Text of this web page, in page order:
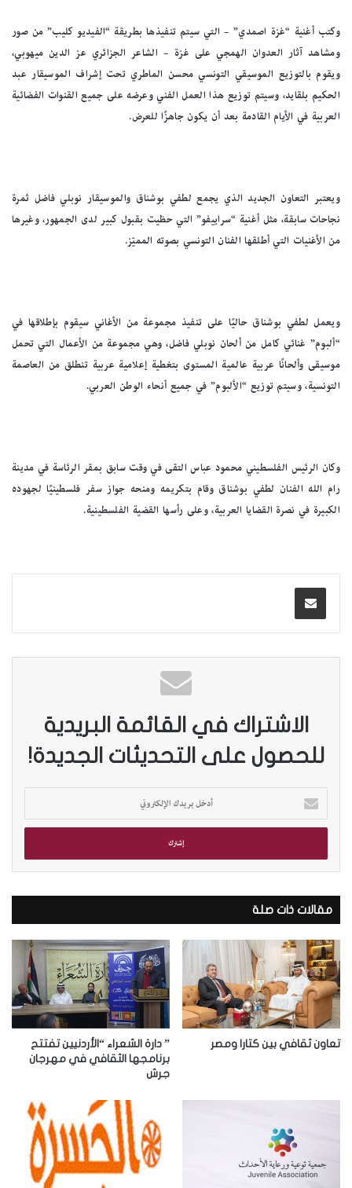
وكتب أغنية “غزة اصمدي” – التي سيتم تنفيذها بطريقة “الفيديو كليب” من صور
ومشاهد آثار العدوان الهمجي على غزة – الشاعر الجزائري عز الدين ميهوبي،
ويقوم بالتوزيع الموسيقي التونسي محسن الماطري تحت إشراف الموسيقار عبد
الحكيم بلقايد، وسيتم توزيع هذا العمل الفني وعرضه على جميع القنوات الفضائية
العربية في الأيام القادمة بعد أن يكون جاهزًا للعرض.
ويعتبر التعاون الجديد الذي يجمع لطفي بوشناق والموسيقار نوبلي فاضل ثمرة
نجاحات سابقة، مثل أغنية “سراييفو” التي حظيت بقبول كبير لدى الجمهور، وغيرها
من الأغنيات التي أطلقها الفنان التونسي بصوته المميّز.
ويعمل لطفي بوشناق حاليًا على تنفيذ مجموعة من الأغاني سيقوم بإطلاقها في
“ألبوم” غنائي كامل من ألحان نوبلي فاضل، وهي مجموعة من الأعمال التي تحمل
موسيقى وألحانًا عربية عالمية المستوى بتغطية إعلامية عربية تنطلق من العاصمة
التونسية، وسيتم توزيع “الألبوم” في جميع أنحاء الوطن العربي.
وكان الرئيس الفلسطيني محمود عباس التقى في وقت سابق بمقر الرئاسة في مدينة
رام الله الفنان لطفي بوشناق وقام بتكريمه ومنحه جواز سفر فلسطينيًا لجهوده
الكبيرة في نصرة القضايا العربية، وعلى رأسها القضية الفلسطينية.
الاشتراك في القائمة البريدية
للحصول على التحديثات الجديدة!
خ
ب
ي
د
ك
ا
ل
إ
ل
ت
ر
مقالات ذات صلة
تعاون ثقافي بين كتارا ومصر
” دارة الشعراء “الأردنيين تفتتح
برنامجها الثقافي في مهرجان
جرش